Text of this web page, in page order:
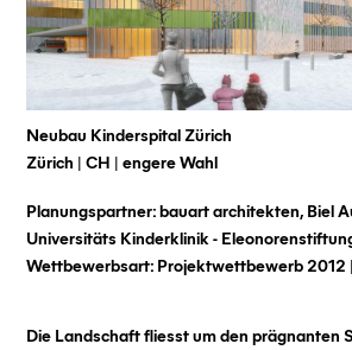
Neubau Kinderspital Zürich
Zürich | CH | engere Wahl
Planungspartner:bauart architekten, Biel
Universitäts Kinderklinik -
Wettbewerbsart: Projektwettbewerb 2012
Die Landschaft fliesst um den prägnanten